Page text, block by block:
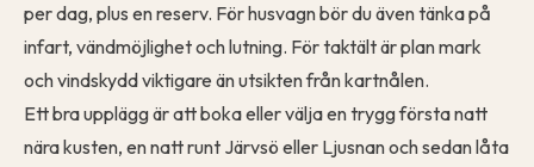
per dag, plus en reserv. För husvagn bör du även tänka på
infart, vändmöjlighet och lutning. För taktält är plan mark
och vindskydd viktigare än utsikten från kartnålen.
Ett bra upplägg är att boka eller välja en trygg första natt
nära kusten, en natt runt Järvsö eller Ljusnan och sedan låta